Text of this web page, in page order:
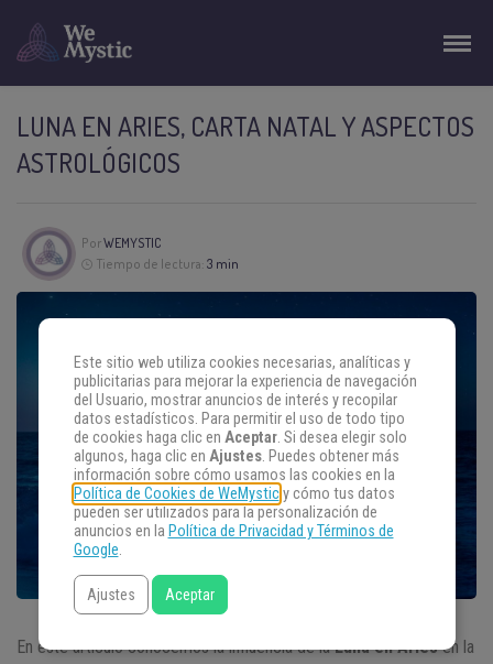
LUNA EN ARIES, CARTA NATAL Y ASPECTOS
ASTROLÓGICOS
PorWEMYSTIC
Tiempo de lectura: 3 min
En este artículo conocemos la influencia de laLuna en Ariesen la
Este sitio web utiliza cookies necesarias, analíticas y
publicitarias para mejorar la experiencia de navegación
del Usuario, mostrar anuncios de interés y recopilar
datos estadísticos. Para permitir el uso de todo tipo
de cookies haga clic en Aceptar. Si desea elegir solo
algunos, haga clic en Ajustes. Puedes obtener más
información sobre cómo usamos las cookies en la
Política de Cookies de WeMysticy cómo tus datos
pueden ser utilizados para la personalización de
anuncios en la Política de Privacidad y Términos de
Google.
Ajustes Aceptar